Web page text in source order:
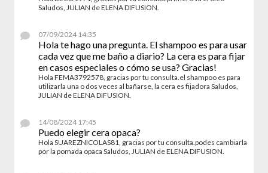
Saludos, JULIAN de ELENA DIFUSION.
07/09/2024 14:35
Hola te hago una pregunta. El shampoo es para usar
cada vez que me baño a diario? La cera es para fijar
en casos especiales o cómo se usa? Gracias!
Hola FEMA3792578, gracias por tu consulta.el shampoo es para
utilizarla una o dos veces al bañarse, la cera es fijadora Saludos,
JULIAN de ELENA DIFUSION.
14/08/2024 17:45
Puedo elegir cera opaca?
Hola SUAREZNICOLAS81, gracias por tu consulta.podes cambiarla
por la pomada opaca Saludos, JULIAN de ELENA DIFUSION.